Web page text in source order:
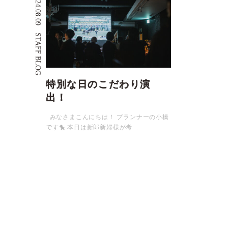
特別な日のこだわり演
出！
2024.08.09
STAFF BLOG
みなさまこんにちは！ プランナーの小橋
です🐤 本日は新郎新婦様が考...